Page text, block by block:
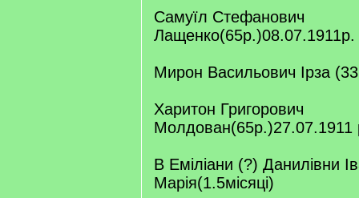
Самуїл Стефанович
Лащенко(65р.)08.07.1911р.
Мирон Васильович Ірза
Харитон Григорович
Молдован(65р.)27.07.1911
В Еміліани (?) Данилівни
Марія(1.5місяці)